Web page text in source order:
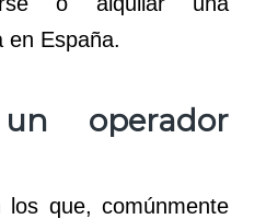
en España.
operador
los que, comúnmente